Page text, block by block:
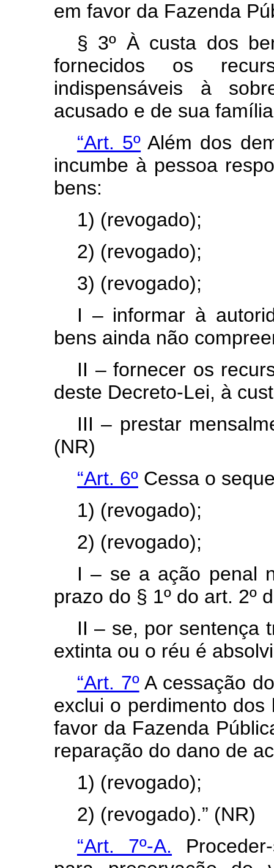
em favor da Fazenda
§ 3º À custa dos
fornecidos os
indispensáveis à
acusado e de sua
“Art. 5º Além dos
incumbe à pessoa
bens:
1) (revogado);
2) (revogado);
3) (revogado);
I – informar à
bens ainda não
II – fornecer os
deste Decreto-Lei, à
III – prestar
(NR)
“Art. 6º Cessa o
1) (revogado);
2) (revogado);
I – se a ação penal
prazo do § 1º do art. 2º
II – se, por sentença
extinta ou o réu é
“Art. 7ºA cessação
exclui o perdimento
favor da Fazenda
reparação do dano de
1) (revogado);
2) (revogado).” (NR)
“Art. 7º-A.